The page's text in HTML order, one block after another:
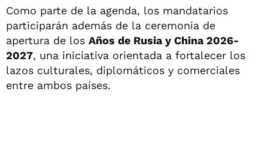
Como parte de la agenda, los mandatarios
participarán además de la ceremonia de
apertura de los Años de Rusia y China 2026-
2027, una iniciativa orientada a fortalecer los
lazos culturales, diplomáticos y comerciales
entre ambos países.